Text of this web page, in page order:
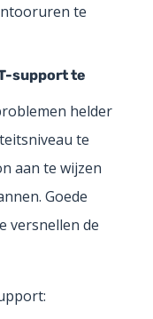
te
support te
helder
te
aan te wijzen
Goede
versnellen de